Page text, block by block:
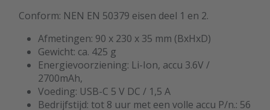
Conform: NEN EN 50379 eisen deel 1 en 2.
Afmetingen: 90 x 230 x 35 mm (BxHxD)
Gewicht: ca. 425 g
Energievoorziening: Li-Ion, accu 3.6V /
2700mAh,
Voeding: USB-C 5 V DC / 1,5 A
Bedrijfstijd: tot 8 uur met een volle accu P/n.: 56